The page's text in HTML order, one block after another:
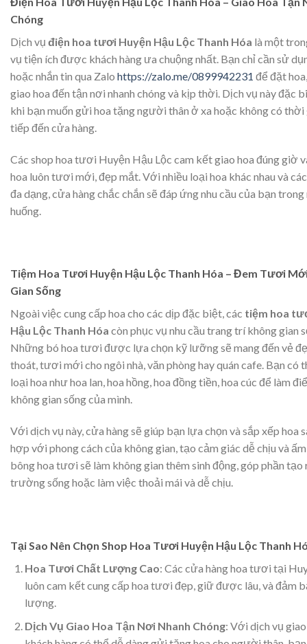
Chóng
Dịch vụ điện hoa tươi Huyện Hậu Lộc Thanh Hóa là một
vụ tiện ích được khách hàng ưa chuộng nhất. Bạn chỉ cần sử
hoặc nhắn tin qua Zalo https://zalo.me/0899942231 để đặt
giao hoa đến tận nơi nhanh chóng và kịp thời. Dịch vụ này đặc
khi bạn muốn gửi hoa tặng người thân ở xa hoặc không có
tiếp đến cửa hàng.
Các shop hoa tươi Huyện Hậu Lộc cam kết giao hoa đúng giờ
hoa luôn tươi mới, đẹp mắt. Với nhiều loại hoa khác nhau và
đa dạng, cửa hàng chắc chắn sẽ đáp ứng nhu cầu của bạn
huống.
Tiệm Hoa Tươi Huyện Hậu Lộc Thanh Hóa – Đem Tươi
Gian Sống
Ngoài việc cung cấp hoa cho các dịp đặc biệt, các tiệm hoa
Hậu Lộc Thanh Hóa còn phục vụ nhu cầu trang trí không gian
Những bó hoa tươi được lựa chọn kỹ lưỡng sẽ mang đến vẻ
thoát, tươi mới cho ngôi nhà, văn phòng hay quán cafe. Bạn có
loại hoa như hoa lan, hoa hồng, hoa đồng tiền, hoa cúc để làm
không gian sống của mình.
Với dịch vụ này, cửa hàng sẽ giúp bạn lựa chọn và sắp xếp hoa
hợp với phong cách của không gian, tạo cảm giác dễ chịu và
bông hoa tươi sẽ làm không gian thêm sinh động, góp phần tạo
trường sống hoặc làm việc thoải mái và dễ chịu.
Tại Sao Nên Chọn Shop Hoa Tươi Huyện Hậu Lộc Thanh
Hoa Tươi Chất Lượng Cao: Các cửa hàng hoa tươi tại
luôn cam kết cung cấp hoa tươi đẹp, giữ được lâu, và đảm
lượng.
Dịch Vụ Giao Hoa Tận Nơi Nhanh Chóng: Với dịch vụ